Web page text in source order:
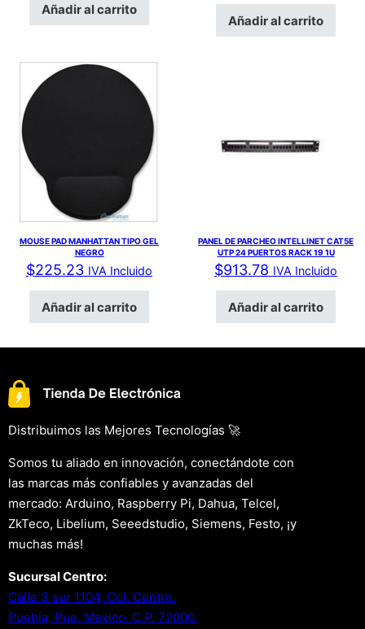
Añadir al carrito
Añadir al carrito
MOUSE PAD MANHATTAN TIPO GEL
NEGRO
$225.23 IVA Incluido
Añadir al carrito
PANEL DE PARCHEO INTELLINET CAT5E
UTP 24 PUERTOS RACK 19 1U
$913.78 IVA Incluido
Añadir al carrito
Distribuimos las Mejores Tecnologías 🚀
Somos tu aliado en innovación, conectándote con
las marcas más confiables y avanzadas del
mercado: Arduino, Raspberry Pi, Dahua, Telcel,
ZkTeco, Libelium, Seeedstudio, Siemens, Festo, ¡y
muchas más!
Sucursal Centro:
Calle 3 sur 1104, Col. Centro.
Puebla, Pue. Mexico. C.P. 72000.